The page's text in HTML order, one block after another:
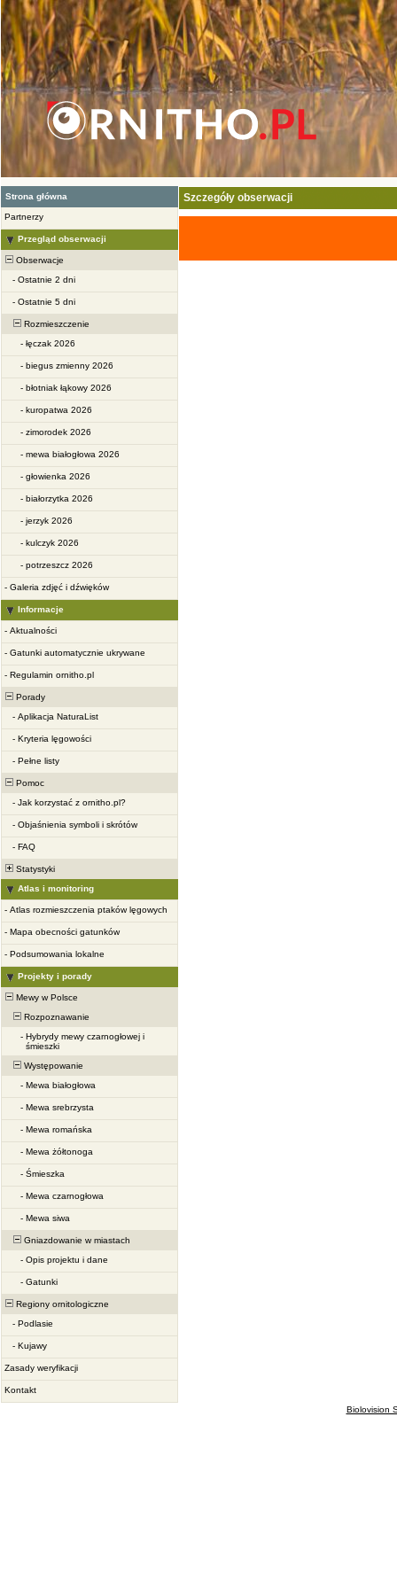
Strona główna
Partnerzy
Przegląd obserwacji
Obserwacje
- Ostatnie 2 dni
- Ostatnie 5 dni
Rozmieszczenie
- łęczak 2026
- biegus zmienny 2026
- błotniak łąkowy 2026
- kuropatwa 2026
- zimorodek 2026
- mewa białogłowa 2026
- głowienka 2026
- białorzytka 2026
- jerzyk 2026
- kulczyk 2026
- potrzeszcz 2026
- Galeria zdjęć i dźwięków
Informacje
- Aktualności
- Gatunki automatycznie ukrywane
- Regulamin ornitho.pl
Porady
- Aplikacja NaturaList
- Kryteria lęgowości
- Pełne listy
Pomoc
- Jak korzystać z ornitho.pl?
- Objaśnienia symboli i skrótów
- FAQ
Statystyki
Atlas i monitoring
- Atlas rozmieszczenia ptaków lęgowych
- Mapa obecności gatunków
- Podsumowania lokalne
Projekty i porady
Mewy w Polsce
Rozpoznawanie
- Hybrydy mewy czarnogłowej i
śmieszki
Występowanie
- Mewa białogłowa
- Mewa srebrzysta
- Mewa romańska
- Mewa żółtonoga
- Śmieszka
- Mewa czarnogłowa
- Mewa siwa
Gniazdowanie w miastach
- Opis projektu i dane
- Gatunki
Regiony ornitologiczne
- Podlasie
- Kujawy
Zasady weryfikacji
Kontakt
Szczegóły obserwacji
Biolovision